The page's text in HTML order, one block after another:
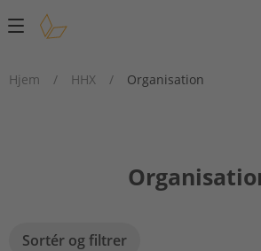
Main
Hjem
/ HHX / Organisation
Sortér og filtrer